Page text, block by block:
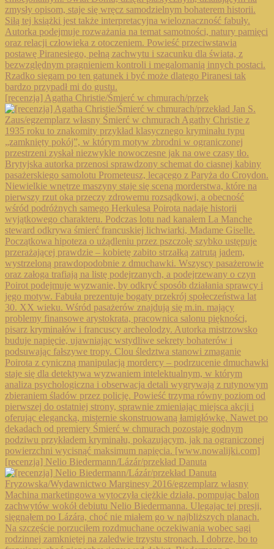
[recenzja] Agatha Christie/Śmierć w chmurach/przek
[recenzja] Nelio Biedermann/Lázár/przekład Danuta